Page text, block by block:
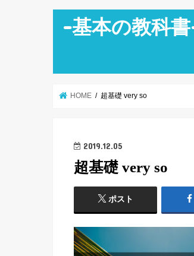
-基本の教科
HOME 超基礎 very so
2019.12.05
超基礎 very so
ポスト